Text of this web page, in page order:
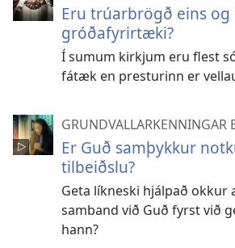
Eru trúarbrögð eins
gróðafyrirtæki?
Í sumum kirkjum eru flest
fátæk en presturinn er
GRUNDVALLARKENNINGAR
Er Guð samþykkur
tilbeiðslu?
Geta líkneski hjálpað okkur
samband við Guð fyrst við
hann?